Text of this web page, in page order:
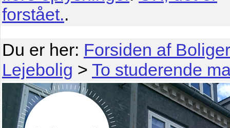
forstået..
Du er her: Forsiden af
Lejebolig > To studerende